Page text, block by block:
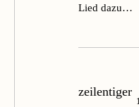
Lied dazu…
zeilentiger